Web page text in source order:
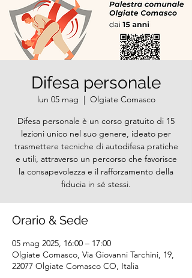
Difesa personale
lun 05 mag
  |
Olgiate Comasco
Difesa personale è un corso gratuito di 15
lezioni unico nel suo genere, ideato per
trasmettere tecniche di autodifesa pratiche
e utili, attraverso un percorso che favorisce
la consapevolezza e il rafforzamento della
fiducia in sé stessi.
Orario & Sede
05 mag 2025, 16:00 – 17:00
Olgiate Comasco, Via Giovanni Tarchini, 19,
22077 Olgiate Comasco CO, Italia